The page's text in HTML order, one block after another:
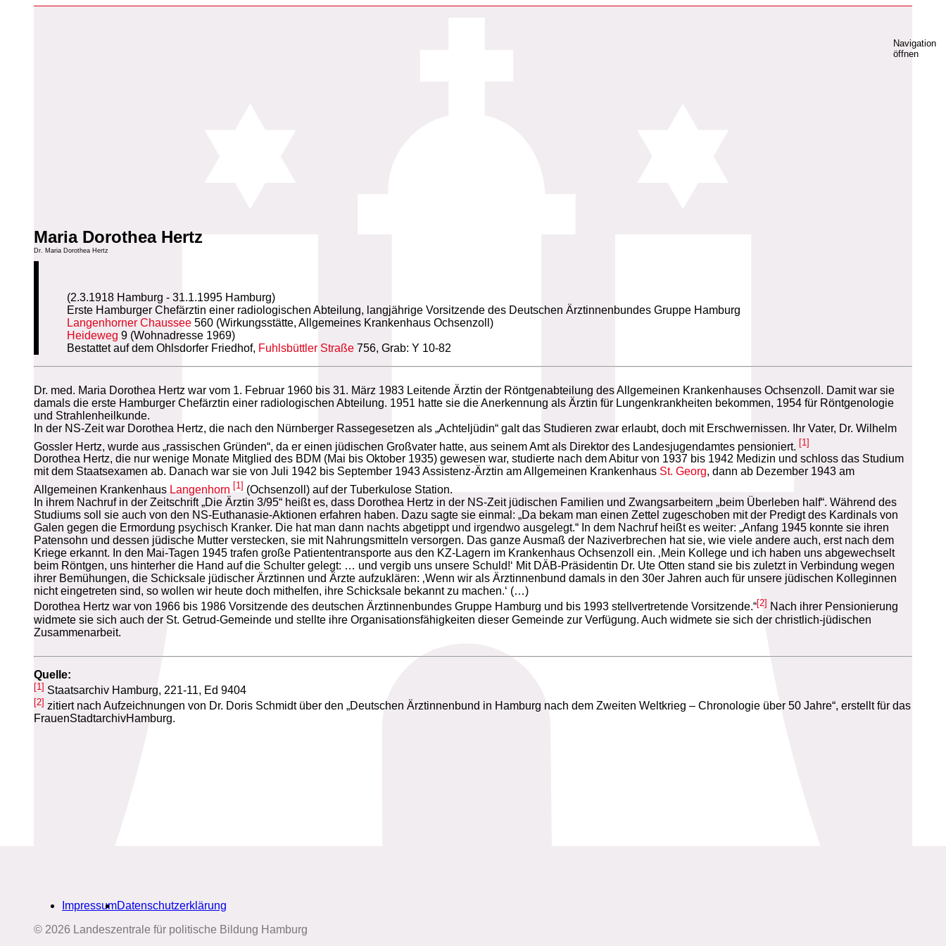
aus Hamburg
Navigation
öffnen
Maria Dorothea Hertz
Dr. Maria Dorothea Hertz
(2.3.1918 Hamburg - 31.1.1995 Hamburg)
Erste Hamburger Chefärztin einer radiologischen Abteilung, langjährige Vorsitzende des Deutschen Ärztinnenbundes Gruppe Hamburg
Langenhorner Chaussee 560 (Wirkungsstätte, Allgemeines Krankenhaus Ochsenzoll)
Heideweg 9 (Wohnadresse 1969)
Bestattet auf dem Ohlsdorfer Friedhof, Fuhlsbüttler Straße 756, Grab: Y 10-82
Dr. med. Maria Dorothea Hertz war vom 1. Februar 1960 bis 31. März 1983 Leitende Ärztin der Röntgenabteilung des Allgemeinen Krankenhauses Ochsenzoll. Damit war sie
damals die erste Hamburger Chefärztin einer radiologischen Abteilung. 1951 hatte sie die Anerkennung als Ärztin für Lungenkrankheiten bekommen, 1954 für Röntgenologie
und Strahlenheilkunde.
In der NS-Zeit war Dorothea Hertz, die nach den Nürnberger Rassegesetzen als „Achteljüdin“ galt das Studieren zwar erlaubt, doch mit Erschwernissen. Ihr Vater, Dr. Wilhelm
Gossler Hertz, wurde aus „rassischen Gründen“, da er einen jüdischen Großvater hatte, aus seinem Amt als Direktor des Landesjugendamtes pensioniert. [1]
Dorothea Hertz, die nur wenige Monate Mitglied des BDM (Mai bis Oktober 1935) gewesen war, studierte nach dem Abitur von 1937 bis 1942 Medizin und schloss das Studium
mit dem Staatsexamen ab. Danach war sie von Juli 1942 bis September 1943 Assistenz-Ärztin am Allgemeinen Krankenhaus St. Georg, dann ab Dezember 1943 am
Allgemeinen Krankenhaus Langenhorn [1] (Ochsenzoll) auf der Tuberkulose Station.
In ihrem Nachruf in der Zeitschrift „Die Ärztin 3/95“ heißt es, dass Dorothea Hertz in der NS-Zeit jüdischen Familien und Zwangsarbeitern „beim Überleben half“. Während des
Studiums soll sie auch von den NS-Euthanasie-Aktionen erfahren haben. Dazu sagte sie einmal: „Da bekam man einen Zettel zugeschoben mit der Predigt des Kardinals von
Galen gegen die Ermordung psychisch Kranker. Die hat man dann nachts abgetippt und irgendwo ausgelegt.“ In dem Nachruf heißt es weiter: „Anfang 1945 konnte sie ihren
Patensohn und dessen jüdische Mutter verstecken, sie mit Nahrungsmitteln versorgen. Das ganze Ausmaß der Naziverbrechen hat sie, wie viele andere auch, erst nach dem
Kriege erkannt. In den Mai-Tagen 1945 trafen große Patiententransporte aus den KZ-Lagern im Krankenhaus Ochsenzoll ein. ‚Mein Kollege und ich haben uns abgewechselt
beim Röntgen, uns hinterher die Hand auf die Schulter gelegt: … und vergib uns unsere Schuld!‘ Mit DÄB-Präsidentin Dr. Ute Otten stand sie bis zuletzt in Verbindung wegen
ihrer Bemühungen, die Schicksale jüdischer Ärztinnen und Ärzte aufzuklären: ‚Wenn wir als Ärztinnenbund damals in den 30er Jahren auch für unsere jüdischen Kolleginnen
nicht eingetreten sind, so wollen wir heute doch mithelfen, ihre Schicksale bekannt zu machen.‘ (…)
Dorothea Hertz war von 1966 bis 1986 Vorsitzende des deutschen Ärztinnenbundes Gruppe Hamburg und bis 1993 stellvertretende Vorsitzende.“[2] Nach ihrer Pensionierung
widmete sie sich auch der St. Getrud-Gemeinde und stellte ihre Organisationsfähigkeiten dieser Gemeinde zur Verfügung. Auch widmete sie sich der christlich-jüdischen
Zusammenarbeit.
Quelle:
[1] Staatsarchiv Hamburg, 221-11, Ed 9404
[2] zitiert nach Aufzeichnungen von Dr. Doris Schmidt über den „Deutschen Ärztinnenbund in Hamburg nach dem Zweiten Weltkrieg – Chronologie über 50 Jahre“, erstellt für das
FrauenStadtarchivHamburg.
ImpressumDatenschutzerklärung
© 2026 Landeszentrale für politische Bildung Hamburg